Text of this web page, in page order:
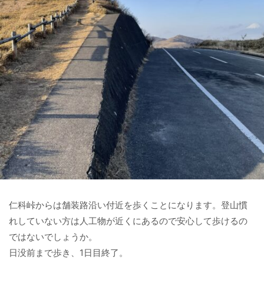
仁科峠からは舗装路沿い付近を歩くことになります。登山慣
れしていない方は人工物が近くにあるので安心して歩けるの
ではないでしょうか。
日没前まで歩き、1日目終了。